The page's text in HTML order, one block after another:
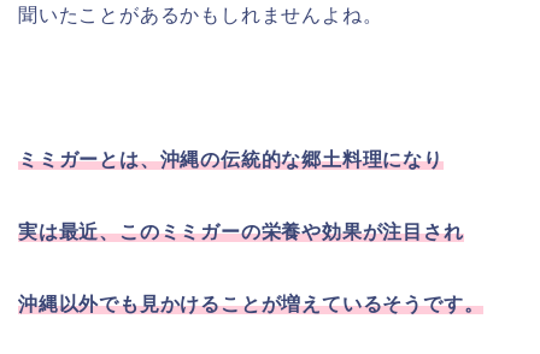
聞いたことがあるかもしれませんよね。
ミミガーとは、沖縄の伝統的な郷土料理になり
実は最近、このミミガーの栄養や効果が注目され
沖縄以外でも見かけることが増えているそうです。